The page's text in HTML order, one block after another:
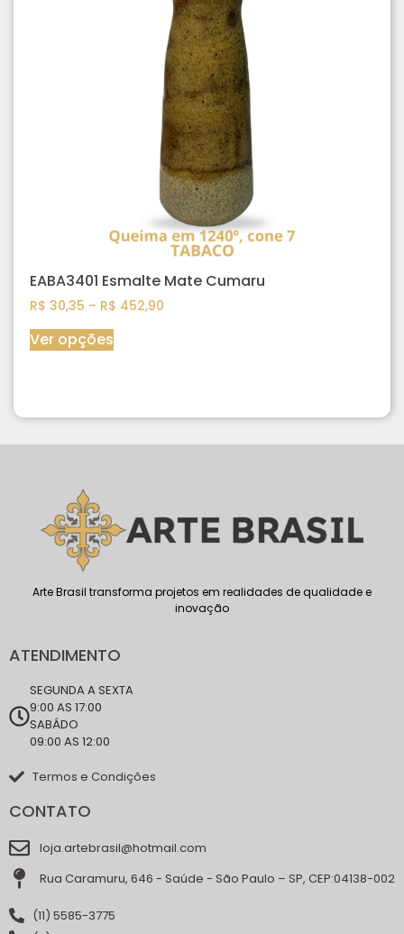
EABA3401 Esmalte Mate Cumaru
R$ 30,35 – R$ 452,90
Ver opções
Arte Brasil transforma projetos em realidades de qualidade e
inovação
ATENDIMENTO
SEGUNDA A SEXTA
9:00 AS 17:00
SABÁDO
09:00 AS 12:00
Termos e Condições
CONTATO
loja.artebrasil@hotmail.com
Rua Caramuru, 646 - Saúde - São Paulo – SP, CEP:04138-002
(11) 5585-3775